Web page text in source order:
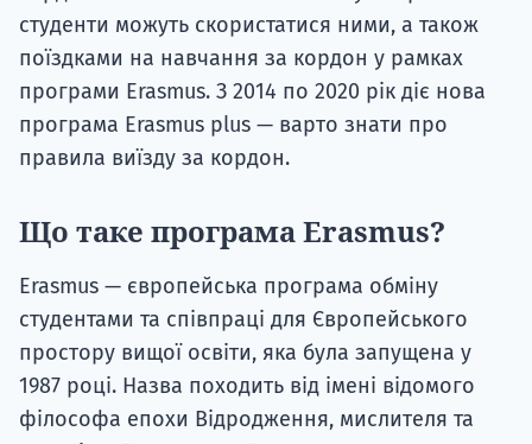
студенти можуть скористатися ними, а також
поїздками на навчання за кордон у рамках
програми Erasmus. З 2014 по 2020 рік діє нова
програма Erasmus plus — варто знати про
правила виїзду за кордон.
Що таке програма Erasmus?
Erasmus — європейська програма обміну
студентами та співпраці для Європейського
простору вищої освіти, яка була запущена у
1987 році. Назва походить від імені відомого
філософа епохи Відродження, мислителя та